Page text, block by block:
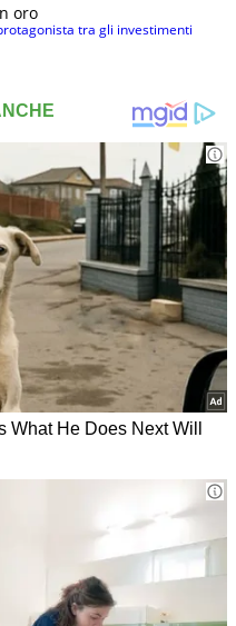
oro
tra gli investimenti